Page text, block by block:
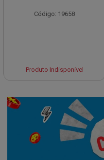
Código: 19658
Produto Indisponível